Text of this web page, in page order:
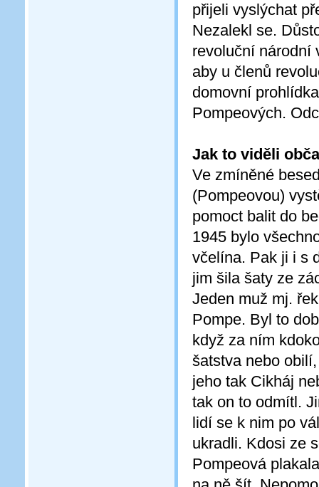
přijeli vyslýchat
Nezalekl se.
revoluční národní
aby u členů
domovní
Pompeových.
Jak to viděli
Ve zmíněné
(Pompeovou)
pomoct balit do
1945 bylo
včelína. Pak ji i s
jim šila šaty ze
Jeden muž mj.
Pompe. Byl to
když za ním
šatstva nebo
jeho tak Cikháj
tak on to odmítl.
lidí se k nim po
ukradli. Kdosi ze
Pompeová